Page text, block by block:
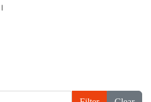
।